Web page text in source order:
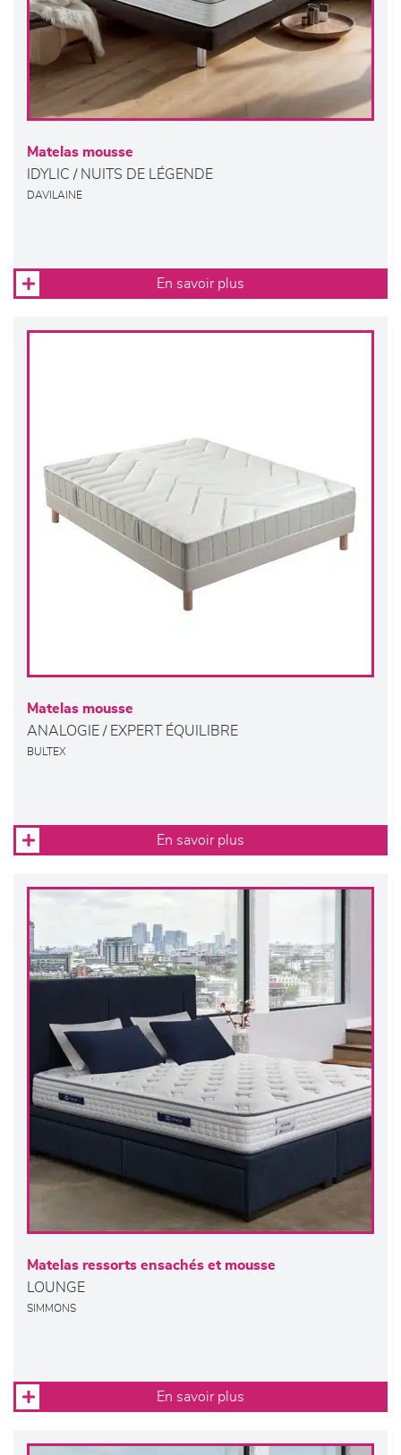
Matelas mousse
IDYLIC / NUITS DE LÉGENDE
DAVILAINE
En savoir plus
Matelas mousse
ANALOGIE / EXPERT ÉQUILIBRE
BULTEX
En savoir plus
Matelas ressorts ensachés et mousse
LOUNGE
SIMMONS
En savoir plus